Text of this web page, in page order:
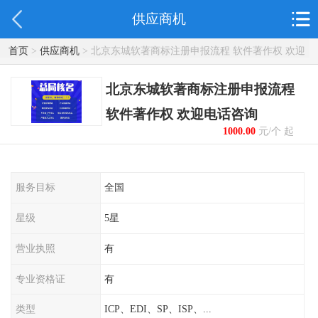
供应商机
首页> 供应商机> 北京东城软著商标注册申报流程 软件著作权 欢迎
电话咨询
北京东城软著商标注册申报流程
软件著作权 欢迎电话咨询
1000.00元/个 起
服务目标 全国
星级 5星
营业执照 有
专业资格证 有
类型 ICP、EDI、SP、ISP、...